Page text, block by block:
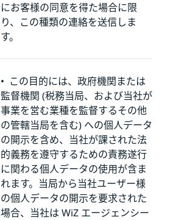
にお客様の同意を得た場合に限
り、この種類の連絡を送信しま
す。
• この目的には、政府機関または
監督機関 (税務当局、および当社が
事業を営む業種を監督するその他
の管轄当局を含む) への個人データ
の開示を含め、当社が課された法
的義務を遵守するための責務遂行
に関わる個人データの使用が含ま
れます。当局から当社ユーザー様
の個人データの開示を要求された
場合、当社は WiZ エージェンシー